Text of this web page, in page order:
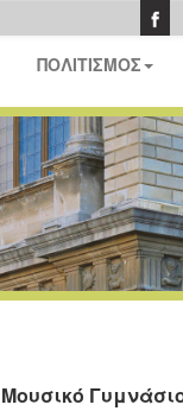
ΠΟΛΙΤΙΣΜΟΣ